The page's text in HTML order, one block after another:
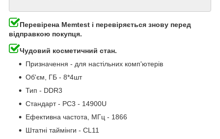
Перевірена Memtest і перевіряється знову перед
відправкою покупця.
Чудовий косметичний стан.
Призначення - для настільних комп'ютерів
Об'єм, ГБ - 8*4шт
Тип - DDR3
Стандарт - PC3 - 14900U
Ефективна частота, МГц - 1866
Штатні таймінги - CL11